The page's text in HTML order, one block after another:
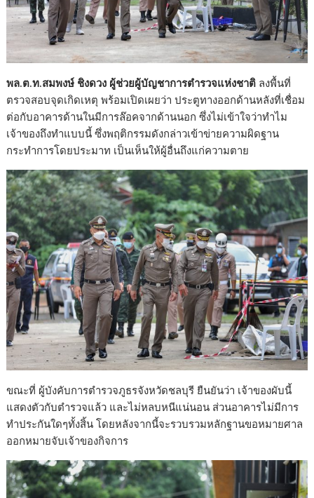
พล.ต.ท.สมพงษ์ ชิงดวง ผู้ช่วยผู้บัญชาการตำรวจแห่งชาติ ลงพื้นที่
ตรวจสอบจุดเกิดเหตุ พร้อมเปิดเผยว่า ประตูทางออกด้านหลังที่เชื่อม
ต่อกับอาคารด้านในมีการล๊อคจากด้านนอก ซึ่งไม่เข้าใจว่าทำไม
เจ้าของถึงทำแบบนี้ ซึ่งพฤติกรรมดังกล่าวเข้าข่ายความผิดฐาน
กระทำการโดยประมาท เป็นเห็นให้ผู้อื่นถึงแก่ความตาย
ขณะที่ ผู้บังคับการตำรวจภูธรจังหวัดชลบุรี ยืนยันว่า เจ้าของผับนี้
แสดงตัวกับตำรวจแล้ว และไม่หลบหนีแน่นอน ส่วนอาคารไม่มีการ
ทำประกันใดๆทั้งสิ้น โดยหลังจากนี้จะรวบรวมหลักฐานขอหมายศาล
ออกหมายจับเจ้าของกิจการ